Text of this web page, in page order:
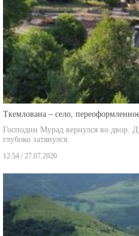
Ткемлована – село,
Господин Мурад вернулся во двор.
глубоко затянулся.
12:54 / 27.07.2020